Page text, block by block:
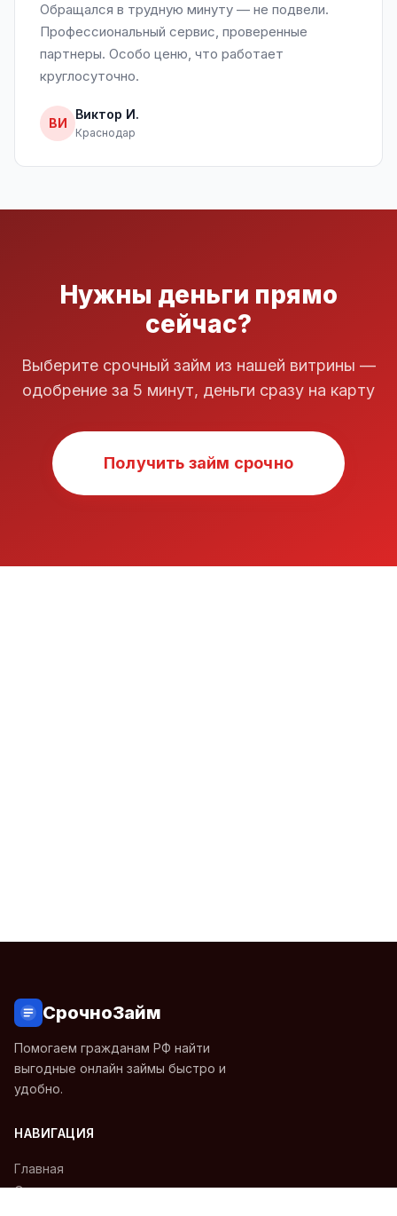
Обращался в трудную минуту — не подвели.
Профессиональный сервис, проверенные
партнеры. Особо ценю, что работает
круглосуточно.
ВИ
Виктор И.
Краснодар
Нужны деньги прямо
сейчас?
Выберите срочный займ из нашей витрины —
одобрение за 5 минут, деньги сразу на карту
Получить займ срочно
СрочноЗайм
Помогаем гражданам РФ найти
выгодные онлайн займы быстро и
удобно.
НАВИГАЦИЯ
Главная
О нас